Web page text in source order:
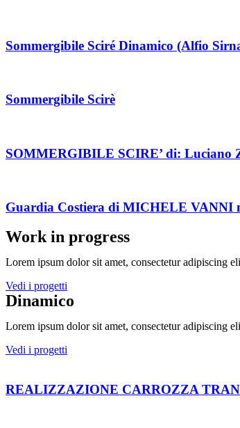
Sommergibile Sciré Dinamico (Alfio
Sommergibile Scirè
SOMMERGIBILE SCIRE’ di: Luciano
Guardia Costiera di MICHELE VANNI
Work in progress
Lorem ipsum dolor sit amet, consectetur adipiscing
Vedi i progetti
Dinamico
Lorem ipsum dolor sit amet, consectetur adipiscing
Vedi i progetti
REALIZZAZIONE CARROZZA